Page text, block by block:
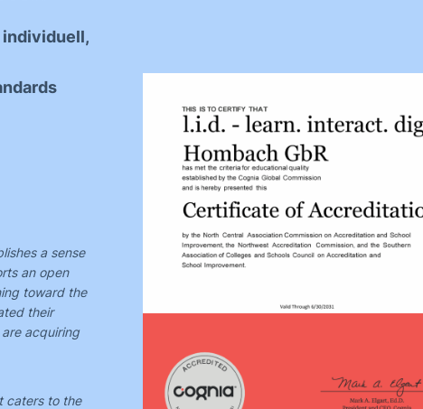
individuell,
a sense
an open
toward the
their
acquiring
caters to the